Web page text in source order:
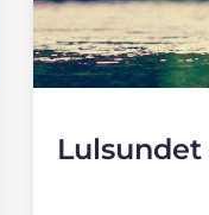
Lulsundet